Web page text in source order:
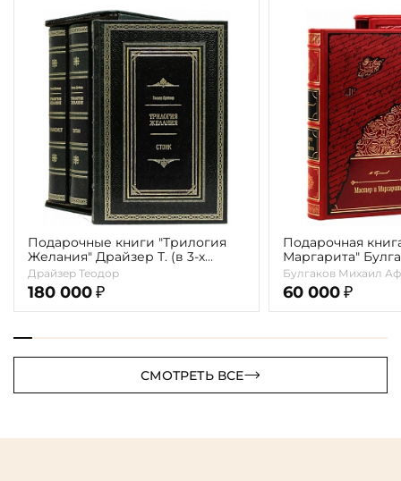
Подарочные книги "Трилогия
Желания" Драйзер Т. (в 3-х
томах)
Драйзер Теодор
180 000 ₽
Подарочная
Маргарита"
Булгаков Михаил
60 000 ₽
СМОТРЕТЬ ВСЕ